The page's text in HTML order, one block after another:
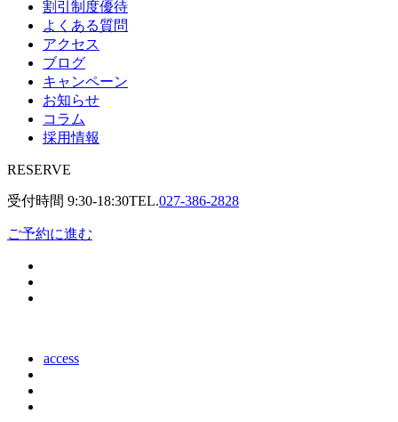
割引制度優待
よくある質問
アクセス
ブログ
キャンペーン
お知らせ
コラム
採用情報
RESERVE
受付時間 9:30-18:30TEL.027-386-2828
ご予約に進む
access